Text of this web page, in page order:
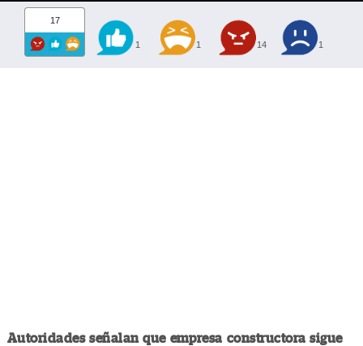
17
1 1 14 1
Autoridades señalan que empresa constructora sigue